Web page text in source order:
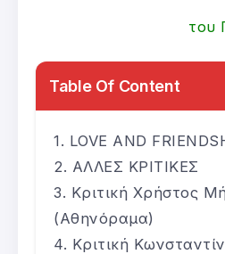
του
Table Of Content
LOVE AND
ΑΛΛΕΣ ΚΡΙΤΙΚΕΣ
Κριτική Χρήστος
(Αθηνόραμα)
Κριτική